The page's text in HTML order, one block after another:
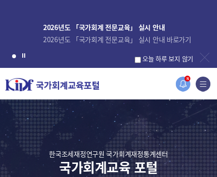
N
2026년도 「국가회계 전문교육」 실시 안내
2026년도 「국가회계 전문교육」 실시 안내 바로가기
오늘 하루 보지 않기
한국조세재정연구원 국가회계재정통계센터
국가회계교육 포털